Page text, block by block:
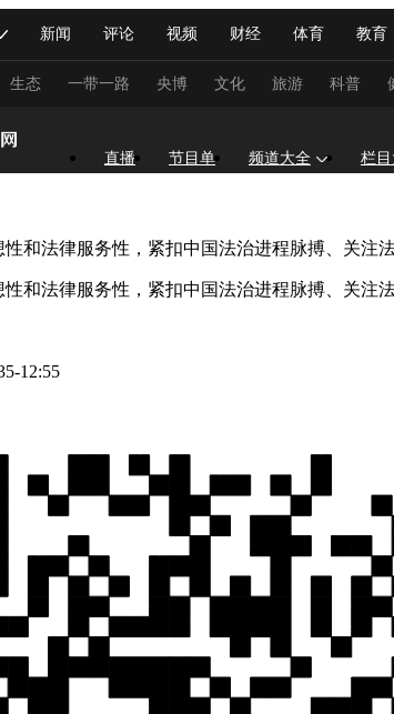
新闻 评论 视频 财经 体育 教育
联播+ 中国领导人 央视快评 习式妙语 热解读
大全 节目单 听音 微视频 主持人 下载
English Монгол
生态 一带一路 央博 文化 旅游 科普
共产党员网 秧纪录 纪录片网 国
国际 评论 经济 军事 科技 法治
联播+ 热解读 天天学习 习式妙语
CCTV奥林匹克频道 生活体育大会 体育江湖
乡村振兴 生态环境 一带一路 央博 非
大国保险 云顶对话 云起 超级
直播 节目单 频道大全 栏
和法律服务性，紧扣中国法治进程脉搏、关注
和法律服务性，紧扣中国法治进程脉搏、关注
12:55